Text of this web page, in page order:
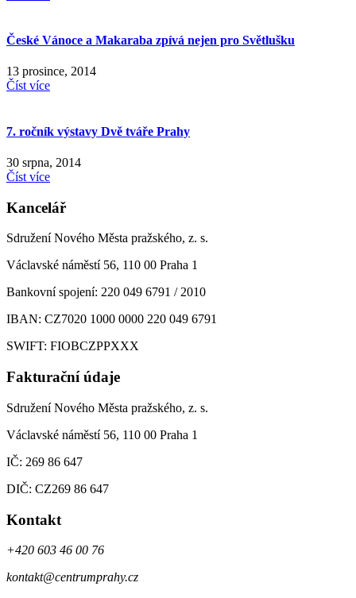
České Vánoce a Makaraba zpívá nejen pro Světlušku
13 prosince, 2014
Číst více
7. ročník výstavy Dvě tváře Prahy
30 srpna, 2014
Číst více
Kancelář
Sdružení Nového Města pražského, z. s.
Václavské náměstí 56, 110 00 Praha 1
Bankovní spojení: 220 049 6791 / 2010
IBAN: CZ7020 1000 0000 220 049 6791
SWIFT: FIOBCZPPXXX
Fakturační údaje
Sdružení Nového Města pražského, z. s.
Václavské náměstí 56, 110 00 Praha 1
IČ: 269 86 647
DIČ: CZ269 86 647
Kontakt
+420 603 46 00 76
kontakt@centrumprahy.cz